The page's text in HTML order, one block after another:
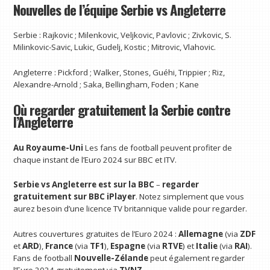
Nouvelles de l’équipe Serbie vs Angleterre
Serbie : Rajkovic ; Milenkovic, Veljkovic, Pavlovic ; Zivkovic, S.
Milinkovic-Savic, Lukic, Gudelj, Kostic ; Mitrovic, Vlahovic.
Angleterre : Pickford ; Walker, Stones, Guéhi, Trippier ; Riz,
Alexandre-Arnold ; Saka, Bellingham, Foden ; Kane
Où regarder gratuitement la Serbie contre
l’Angleterre
Au Royaume-Uni Les fans de football peuvent profiter de
chaque instant de l’Euro 2024 sur BBC et ITV.
Serbie vs Angleterre est sur la BBC– regarder
gratuitement sur BBC iPlayer. Notez simplement que vous
aurez besoin d’une licence TV britannique valide pour regarder.
Autres couvertures gratuites de l’Euro 2024 :Allemagne(via ZDF
etARD), France(via TF1), Espagne(via RTVE) et Italie(via RAI).
Fans de football Nouvelle-Zélandepeut également regarder